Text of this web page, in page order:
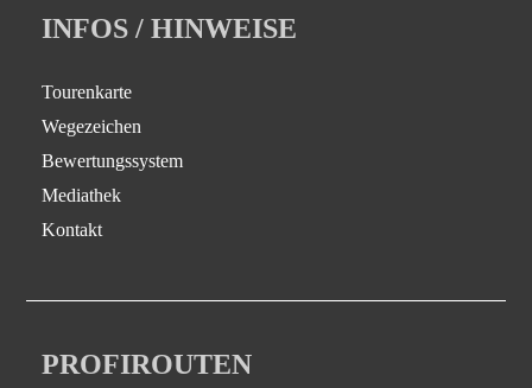
INFOS / HINWEISE
Tourenkarte
Wegezeichen
Bewertungssystem
Mediathek
Kontakt
PROFIROUTEN